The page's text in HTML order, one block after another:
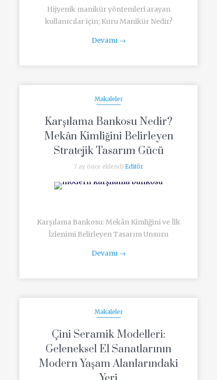
Hijyenik manikür yöntemleri arayan
kullanıcılar için; Kuru Manikür Nedir?
Devamı →
Makaleler
Karşılama Bankosu Nedir?
Mekân Kimliğini Belirleyen
Stratejik Tasarım Gücü
7 ay önce eklendi Editör
Karşılama Bankosu: Mekân Kimliğini ve İlk
İzlenimi Belirleyen Tasarım Unsuru
Devamı →
Makaleler
Çini Seramik Modelleri:
Geleneksel El Sanatlarının
Modern Yaşam Alanlarındaki